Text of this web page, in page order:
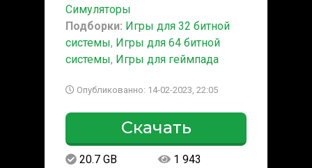
Симуляторы
Подборки: Игры для 32 битной
системы, Игры для 64 битной
системы, Игры для геймпада
Опубликованно: 14-02-2023, 22:05
Скачать
20.7 GB 1 943